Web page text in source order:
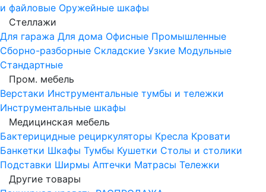
и файловые Оружейные шкафы
Стеллажи
Для гаража Для дома Офисные Промышленные
Сборно-разборные Складские Узкие Модульные
Стандартные
Пром. мебель
Верстаки Инструментальные тумбы и тележки
Инструментальные шкафы
Медицинская мебель
Бактерицидные рециркуляторы Кресла Кровати
Банкетки Шкафы Тумбы Кушетки Столы и столики
Подставки Ширмы Аптечки Матрасы Тележки
Другие товары